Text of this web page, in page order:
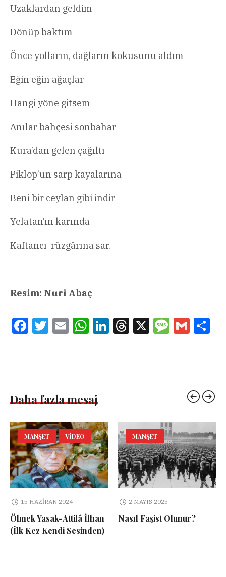
Uzaklardan geldim
Dönüp baktım
Önce yolların, dağların kokusunu aldım
Eğin eğin ağaçlar
Hangi yöne gitsem
Anılar bahçesi sonbahar
Kura’dan gelen çağıltı
Piklop’un sarp kayalarına
Beni bir ceylan gibi indir
Yelatan’ın karında
Kaftancı rüzgârına sar.
Resim: Nuri Abaç
FacebookTwitterEmail WhatsAppLinkedInThreads
X Message
Gmail
Daha fazla mesaj
MANŞET VIDEO
15 HAZIRAN 2024
Ölmek Yasak-Attilâ İlhan
(İlk Kez Kendi Sesinden)
MANŞET
2 MAYIS 2025
Nasıl Faşist Olunur?